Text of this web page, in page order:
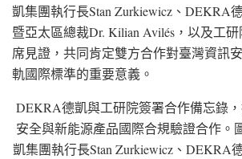
凱集團執行長StanZurkiewicz、DEKRA
暨亞太區總裁Dr. Kilian Avilés，以及工
席見證，共同肯定雙方合作對臺灣資訊
軌國際標準的重要意義。
DEKRA德凱與工研院簽署合作備忘錄
安全與新能源產品國際合規驗證合作。
凱集團執行長Stan Zurkiewicz、DEKRA